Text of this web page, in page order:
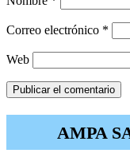
Correo electrónico *
Web
AMPA